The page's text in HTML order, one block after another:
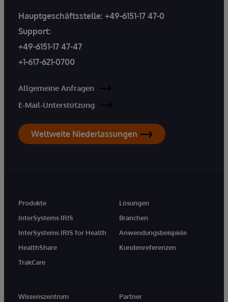
Hauptgeschäftsstelle: +49-6151-17 47-0
Support:
+49-6151-17 47-47
+1-617-621-0700
Allgemeine Anfragen
E-Mail-Unterstützung
Weltweite Niederlassungen
Produkte
InterSystems IRIS
InterSystems IRIS for Health
HealthShare
TrakCare
Lösungen
Branchen
Anwendungsbeispiele
Kundenreferenzen
Wissenszentrum
Partner